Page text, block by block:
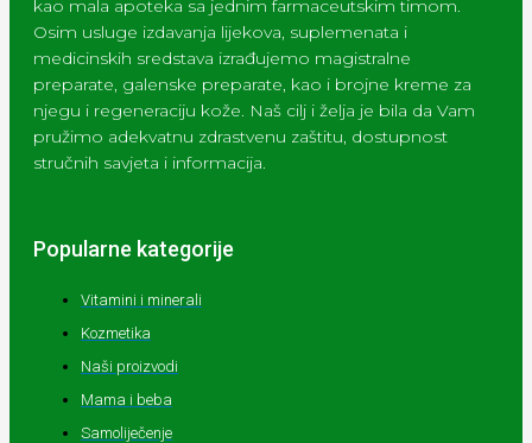
kao mala apoteka sa jednim farmaceutskim timom.
Osim usluge izdavanja lijekova, suplemenata i
medicinskih sredstava izrađujemo magistralne
preparate, galenske preparate, kao i brojne kreme za
njegu i regeneraciju kože. Naš cilj i želja je bila da Vam
pružimo adekvatnu zdrastvenu zaštitu, dostupnost
stručnih savjeta i informacija.
Popularne kategorije
Vitamini i minerali
Kozmetika
Naši proizvodi
Mama i beba
Samoliječenje